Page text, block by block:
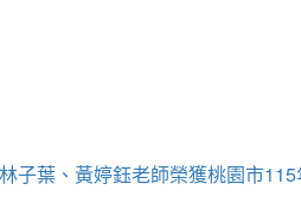
子葉、黃婷鈺老師榮獲桃園市